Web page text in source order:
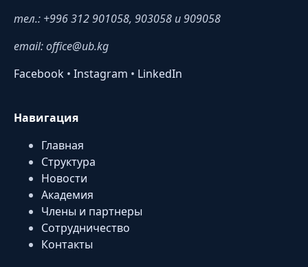
тел.: +996 312 901058, 903058 и 909058
email: office@ub.kg
Facebook • Instagram • LinkedIn
Навигация
Главная
Структура
Новости
Академия
Члены и партнеры
Сотрудничество
Контакты